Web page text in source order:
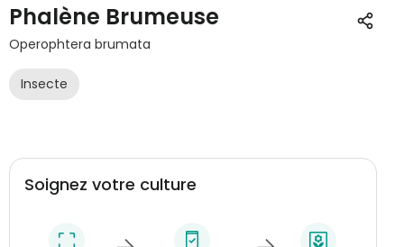
Phalène Brumeuse
Operophtera brumata
Insecte
Soignez votre culture